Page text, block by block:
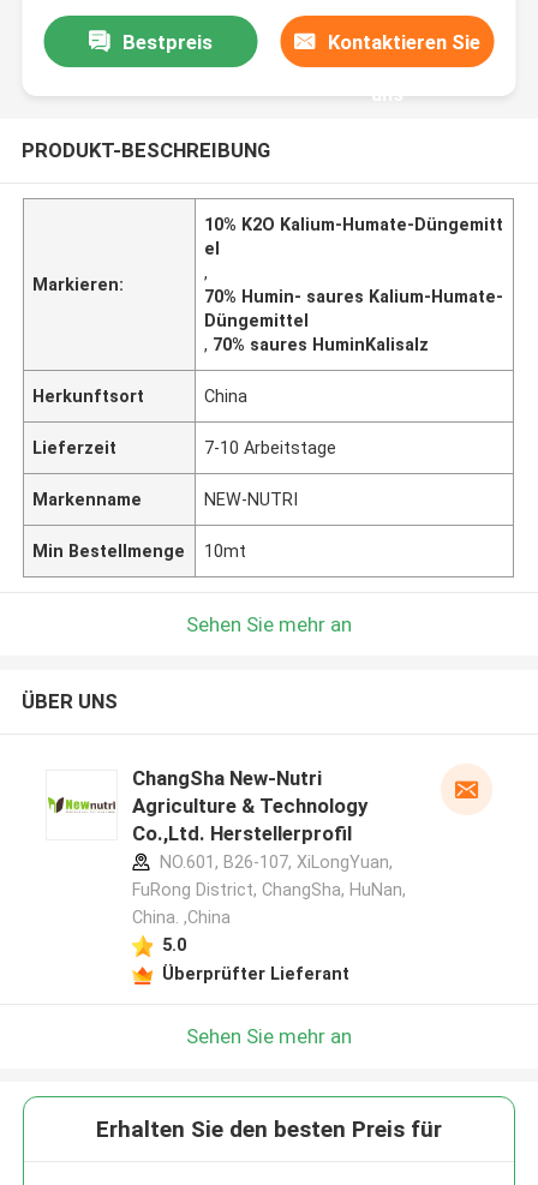
Bestpreis Kontaktieren Sie
uns
PRODUKT-BESCHREIBUNG
Markieren:
10% K2O Kalium-Humate-Düngemitt
el
,
70% Humin- saures Kalium-Humate-
Düngemittel
, 70% saures HuminKalisalz
Herkunftsort China
Lieferzeit 7-10 Arbeitstage
Markenname NEW-NUTRI
Min Bestellmenge 10mt
Sehen Sie mehr an
ÜBER UNS
ChangSha New-Nutri
Agriculture & Technology
Co.,Ltd. Herstellerprofil
NO.601, B26-107, XiLongYuan,
FuRong District, ChangSha, HuNan,
China. ,China
5.0
Überprüfter Lieferant
Sehen Sie mehr an
Erhalten Sie den besten Preis für